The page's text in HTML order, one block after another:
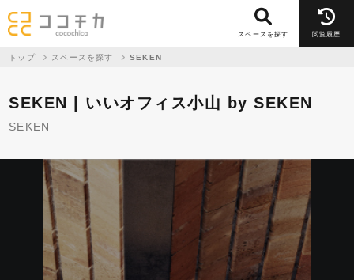
スペースを探す 閲覧履歴
トップ スペースを探す SEKEN
SEKEN | いいオフィス小山 by SEKEN
SEKEN